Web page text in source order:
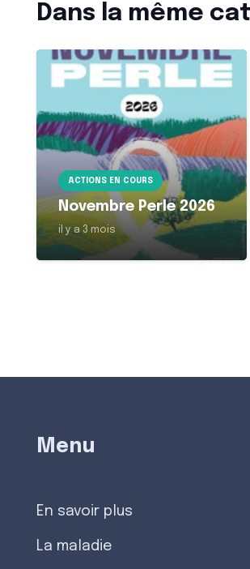
Dans la même
ACTIONS EN COURS
Novembre Perle 2026
il y a 3 mois
Menu
En savoir plus
La maladie